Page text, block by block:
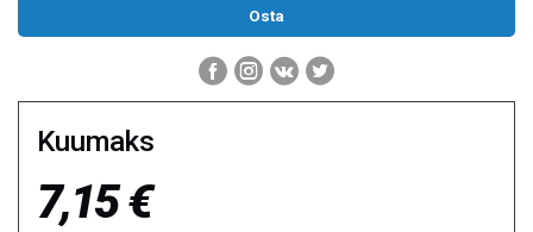
Kuumaks
7,15 €